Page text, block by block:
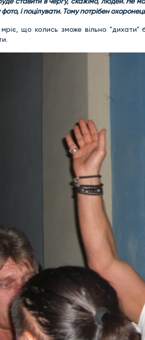
і поцілувати. Тому потрібен
що колись зможе вільно